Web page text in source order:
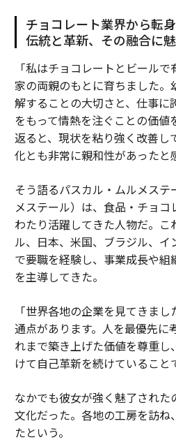
チョコレート業界から転身
伝統と革新、その融合に
「私はチョコレートとビール
家の両親のもとに育ちました
解することの大切さと、仕事に
をもって情熱を注ぐことの価値
返ると、現状を粘り強く改善し
化とも非常に親和性があったと
そう語るパスカル・ムルメス
メステール）は、食品・チョ
わたり活躍してきた人物だ。こ
ル、日本、米国、ブラジル、
で要職を経験し、事業成長や
を主導してきた。
「世界各地の企業を見てきま
通点があります。人を最優先に
れまで築き上げた価値を尊重
けて自己革新を続けていること
なかでも彼女が強く魅了された
文化だった。各地の工房を訪ね
たという。